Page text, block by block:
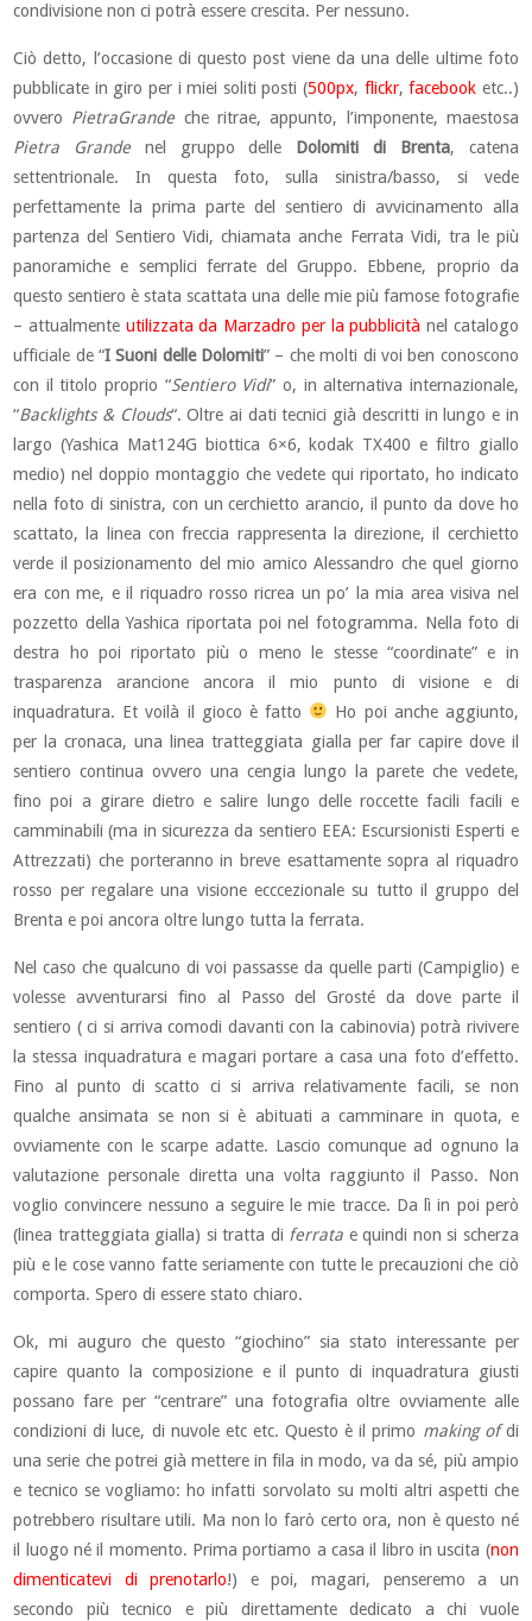
condivisione non ci potrà essere crescita. Per nessuno.
Ciò detto, l’occasione di questo post viene da una delle ultime foto
pubblicate in giro per i miei soliti posti (500px, flickr,facebook etc..)
ovvero PietraGrande che ritrae, appunto, l’imponente, maestosa
Pietra Grande nel gruppo delle Dolomiti di Brenta, catena
settentrionale. In questa foto, sulla sinistra/basso, si vede
perfettamente la prima parte del sentiero di avvicinamento alla
partenza del Sentiero Vidi, chiamata anche Ferrata Vidi, tra le più
panoramiche e semplici ferrate del Gruppo. Ebbene, proprio da
questo sentiero è stata scattata una delle mie più famose fotografie
– attualmente utilizzata da Marzadro per la pubblicitànel catalogo
ufficiale de “I Suoni delle Dolomiti” – che molti di voi ben conoscono
con il titolo proprio “Sentiero Vidi” o, in alternativa internazionale,
“Backlights & Clouds“. Oltre ai dati tecnici già descritti in lungo e in
largo (Yashica Mat124G biottica 6×6, kodak TX400 e filtro giallo
medio) nel doppio montaggio che vedete qui riportato, ho indicato
nella foto di sinistra, con un cerchietto arancio, il punto da dove ho
scattato, la linea con freccia rappresenta la direzione, il cerchietto
verde il posizionamento del mio amico Alessandro che quel giorno
era con me, e il riquadro rosso ricrea un po’ la mia area visiva nel
pozzetto della Yashica riportata poi nel fotogramma. Nella foto di
destra ho poi riportato più o meno le stesse “coordinate” e in
trasparenza arancione ancora il mio punto di visione e di
inquadratura. Et voilà il gioco è fatto
Ho poi anche aggiunto,
per la cronaca, una linea tratteggiata gialla per far capire dove il
sentiero continua ovvero una cengia lungo la parete che vedete,
fino poi a girare dietro e salire lungo delle roccette facili facili e
camminabili (ma in sicurezza da sentiero EEA: Escursionisti Esperti e
Attrezzati) che porteranno in breve esattamente sopra al riquadro
rosso per regalare una visione ecccezionale su tutto il gruppo del
Brenta e poi ancora oltre lungo tutta la ferrata.
Nel caso che qualcuno di voi passasse da quelle parti (Campiglio) e
volesse avventurarsi fino al Passo del Grosté da dove parte il
sentiero ( ci si arriva comodi davanti con la cabinovia) potrà rivivere
la stessa inquadratura e magari portare a casa una foto d’effetto.
Fino al punto di scatto ci si arriva relativamente facili, se non
qualche ansimata se non si è abituati a camminare in quota, e
ovviamente con le scarpe adatte. Lascio comunque ad ognuno la
valutazione personale diretta una volta raggiunto il Passo. Non
voglio convincere nessuno a seguire le mie tracce. Da lì in poi però
(linea tratteggiata gialla) si tratta di ferrata e quindi non si scherza
più e le cose vanno fatte seriamente con tutte le precauzioni che ciò
comporta. Spero di essere stato chiaro.
Ok, mi auguro che questo “giochino” sia stato interessante per
capire quanto la composizione e il punto di inquadratura giusti
possano fare per “centrare” una fotografia oltre ovviamente alle
condizioni di luce, di nuvole etc etc. Questo è il primo making ofdi
una serie che potrei già mettere in fila in modo, va da sé, più ampio
e tecnico se vogliamo: ho infatti sorvolato su molti altri aspetti che
potrebbero risultare utili. Ma non lo farò certo ora, non è questo né
il luogo né il momento. Prima portiamo a casa il libro in uscita (non
dimenticatevi di prenotarlo!) e poi, magari, penseremo a un
secondo più tecnico e più direttamente dedicato a chi vuole